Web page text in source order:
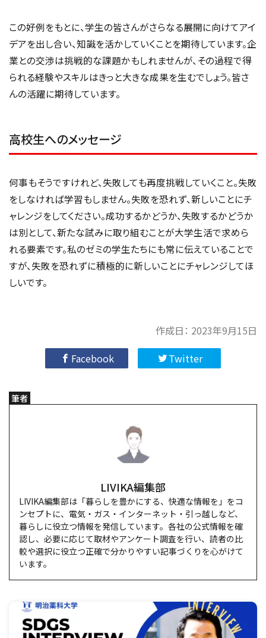
この好例をもとに、学生の皆さんがさらなる展開に向けてアイ
デアを出し合い、知識を活かしていくことを期待しています。企
業との交渉は挑戦的な課題かもしれませんが、その過程で得
られる経験やスキルはきっと大きな成果を生むでしょう。皆さ
んの活躍に期待しています。
高校生へのメッセージ
何事もそうですけれど、失敗しても再度挑戦していくこと。失敗
をしなければ学習もしません。失敗を恐れず、新しいことにチ
ャレンジをしてください。成功するかどうか、失敗するかどうか
は別として、新たな試みに取り組むことが大学生活で求めら
れる要素です。私のゼミの学生たちにも常に伝えていることで
すが、失敗を恐れずに積極的に新しいことにチャレンジしてほ
しいです。
作成日： 2023年9月15日
Facebook
Twitter
筆者
LIVIKA編集部
LIVIKA編集部は「暮らしを豊かにする、快適な情報を」をコ
ンセプトに、電気・ガス・インターネット・引っ越しなど、
暮らしに役立つ情報を発信しています。各社の公式情報を確
認し、必要に応じて取材やアンケート調査を行い、読者の比
較や選択に役立つ正確で分かりやすい記事づくりを心がけて
います。